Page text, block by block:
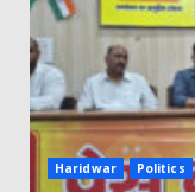
Haridwar Politics